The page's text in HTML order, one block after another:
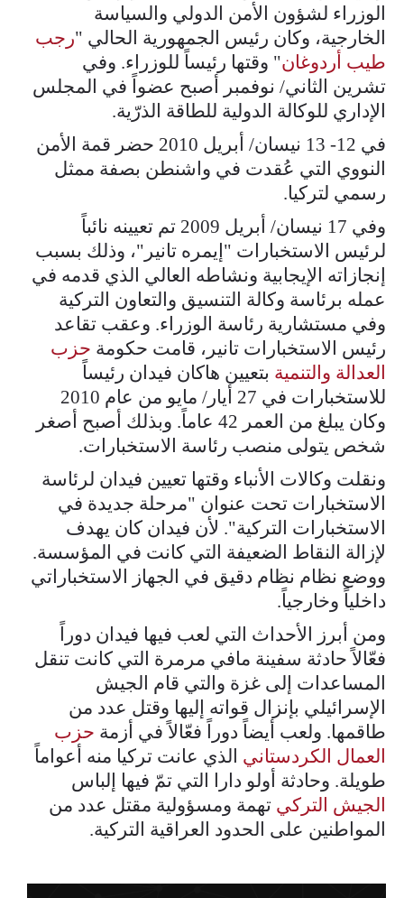
الوزراء لشؤون الأمن الدولي والسياسة
الخارجية، وكان رئيس الجمهورية الحالي "رجب
طيب أردوغان" وقتها رئيساً للوزراء. وفي
تشرين الثاني/ نوفمبر أصبح عضواً في المجلس
الإداري للوكالة الدولية للطاقة الذرّية.
في 12- 13 نيسان/ أبريل 2010 حضر قمة الأمن
النووي التي عُقدت في واشنطن بصفة ممثل
رسمي لتركيا.
وفي 17 نيسان/ أبريل 2009 تم تعيينه نائباً
لرئيس الاستخبارات "إيمره تانير"، وذلك بسبب
إنجازاته الإيجابية ونشاطه العالي الذي قدمه في
عمله برئاسة وكالة التنسيق والتعاون التركية
وفي مستشارية رئاسة الوزراء. وعقب تقاعد
رئيس الاستخبارات تانير، قامت حكومة حزب
العدالة والتنمية بتعيين هاكان فيدان رئيساً
للاستخبارات في 27 أيار/ مايو من عام 2010
وكان يبلغ من العمر 42 عاماً. وبذلك أصبح أصغر
شخص يتولى منصب رئاسة الاستخبارات.
ونقلت وكالات الأنباء وقتها تعيين فيدان لرئاسة
الاستخبارات تحت عنوان "مرحلة جديدة في
الاستخبارات التركية". لأن فيدان كان يهدف
لإزالة النقاط الضعيفة التي كانت في المؤسسة.
ووضع نظام نظام دقيق في الجهاز الاستخباراتي
داخلياً وخارجياً.
ومن أبرز الأحداث التي لعب فيها فيدان دوراً
فعّالاً حادثة سفينة مافي مرمرة التي كانت تنقل
المساعدات إلى غزة والتي قام الجيش
الإسرائيلي بإنزال قواته إليها وقتل عدد من
طاقمها. ولعب أيضاً دوراً فعّالاً في أزمة حزب
العمال الكردستاني الذي عانت تركيا منه أعواماً
طويلة. وحادثة أولو دارا التي تمّ فيها إلباس
الجيش التركي تهمة ومسؤولية مقتل عدد من
المواطنين على الحدود العراقية التركية.